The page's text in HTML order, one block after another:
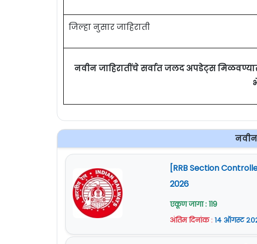
जिल्हा नुसार जाहिराती
नवीन जाहिरातींचे सर्वात जलद अपडेट्स
नवीन
[RRB Section
2026
एकूण जागा : 119
अंतिम दिनांक: १४ ऑगस्ट